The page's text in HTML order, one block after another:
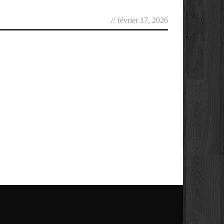
// février 17, 2026